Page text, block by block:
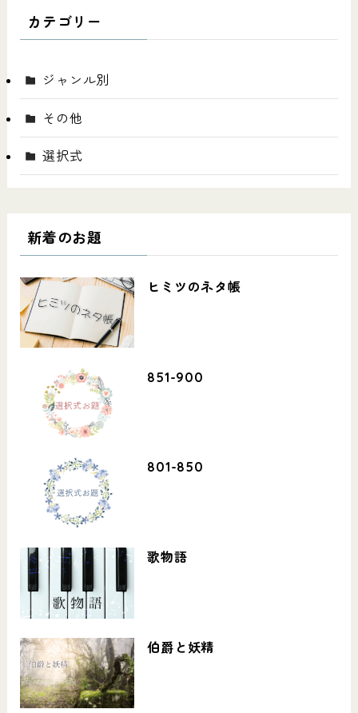
カテゴリー
ジャンル別
その他
選択式
新着のお題
ヒミツのネタ帳
851-900
801-850
歌物語
伯爵と妖精